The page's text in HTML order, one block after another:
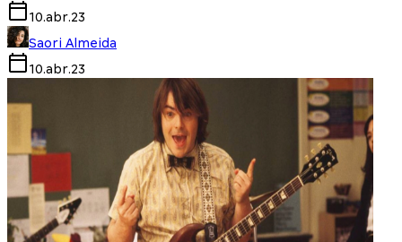
10.abr.23
Saori Almeida
10.abr.23